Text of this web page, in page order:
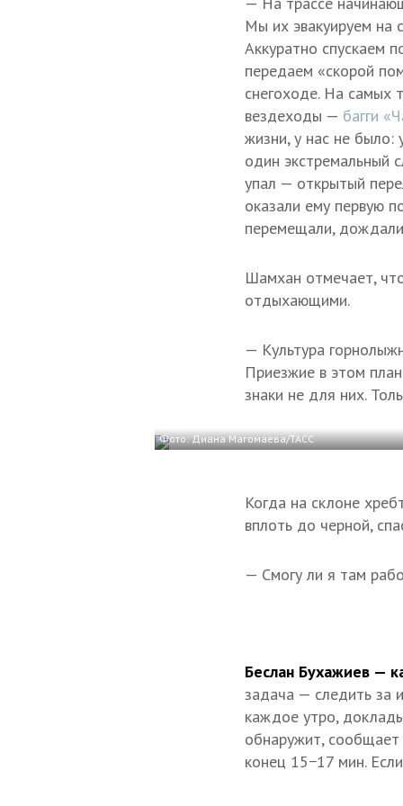
Мы их эвакуируем на
Аккуратно спускаем
передаем «скорой
снегоходе. На самых
вездеходы — багги
жизни, у нас не было:
один экстремальный
упал — открытый
оказали ему первую
перемещали,
Шамхан отмечает,
отдыхающими.
— Культура
Приезжие в этом
знаки не для них.
Фото: Диана Магомаева/ТАСС
Когда на склоне
вплоть до черной,
— Смогу ли я там
Беслан Бухажиев —
задача — следить за
каждое утро,
обнаружит, сообщает
конец 15−17 мин.